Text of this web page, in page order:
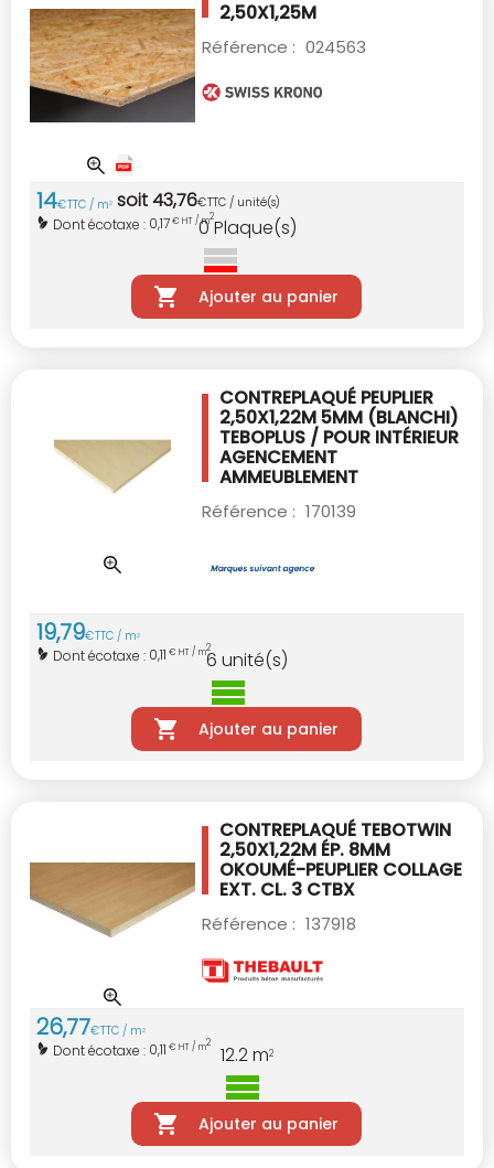
2,50X1,25M
Référence : 024563
14€TTC / m2 soit43,76€TTC / unité(s)
Dont écotaxe : 0,17€ HT / m2
0Plaque(s)
Ajouter au panier
CONTREPLAQUÉ PEUPLIER
2,50X1,22M 5MM (BLANCHI)
TEBOPLUS / POUR INTÉRIEUR
AGENCEMENT
AMMEUBLEMENT
Référence : 170139
19,79€TTC / m2
Dont écotaxe : 0,11 € HT / m26 unité(s)
Ajouter au panier
CONTREPLAQUÉ TEBOTWIN
2,50X1,22M ÉP. 8MM
OKOUMÉ-PEUPLIER COLLAGE
EXT. CL. 3 CTBX
Référence : 137918
26,77€TTC / m2
Dont écotaxe : 0,11 € HT / m2 12.2m2
Ajouter au panier